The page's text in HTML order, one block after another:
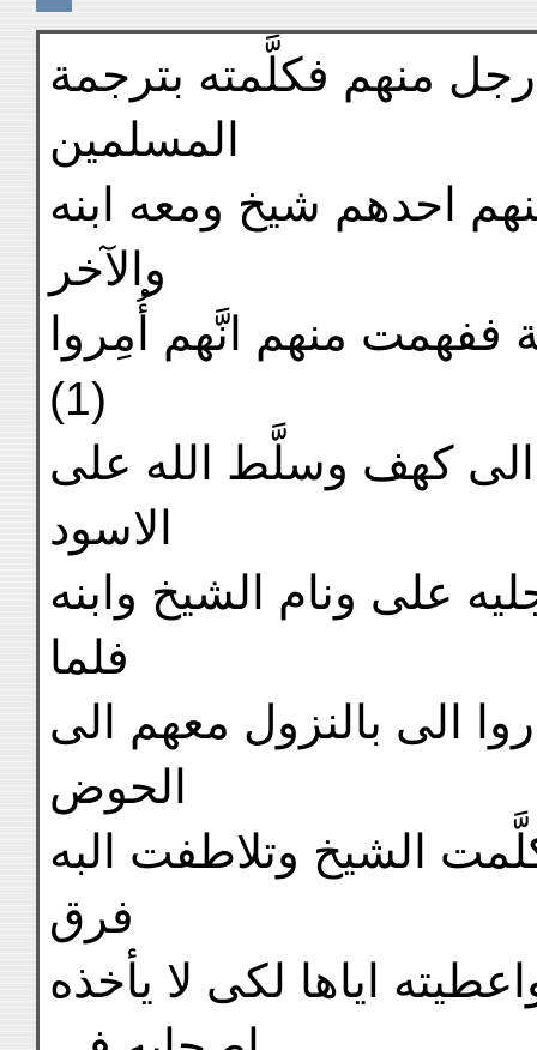
منهم فكلَّمته بترجمة
المسلمين
احدهم شيخ ومعه ابنه
والآخر
ففهمت منهم انَّهم أُمِروا
(1)
الى كهف وسلَّط الله على
الاسود
على ونام الشيخ وابنه
فلما
الى بالنزول معهم الى
الحوض
الشيخ وتلاطفت البه
فرق
اياها لكى لا يأخذه